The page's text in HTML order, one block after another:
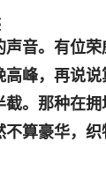
音。有位
峰，再说
。那种在
算豪华，